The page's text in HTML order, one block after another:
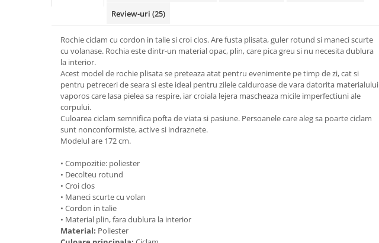
Review-uri (25)
Rochie ciclam cu cordon in talie si croi clos. Are fusta plisata, guler rotund si maneci scurte
cu volanase. Rochia este dintr-un material opac, plin, care pica greu si nu necesita dublura
la interior.
Acest model de rochie plisata se preteaza atat pentru evenimente pe timp de zi, cat si
pentru petreceri de seara si este ideal pentru zilele calduroase de vara datorita materialului
vaporos care lasa pielea sa respire, iar croiala lejera mascheaza micile imperfectiuni ale
corpului.
Culoarea ciclam semnifica pofta de viata si pasiune. Persoanele care aleg sa poarte ciclam
sunt nonconformiste, active si indraznete.
Modelul are 172 cm.
• Compozitie: poliester
• Decolteu rotund
• Croi clos
• Maneci scurte cu volan
• Cordon in talie
• Material plin, fara dublura la interior
Material: Poliester